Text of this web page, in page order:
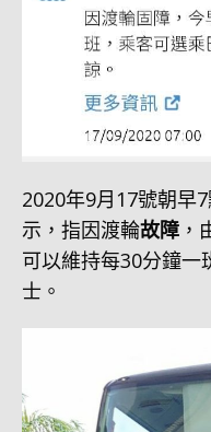
2020年9月17號朝早
示，指因渡輪故障 ，
可以維持每30分鐘一
士。